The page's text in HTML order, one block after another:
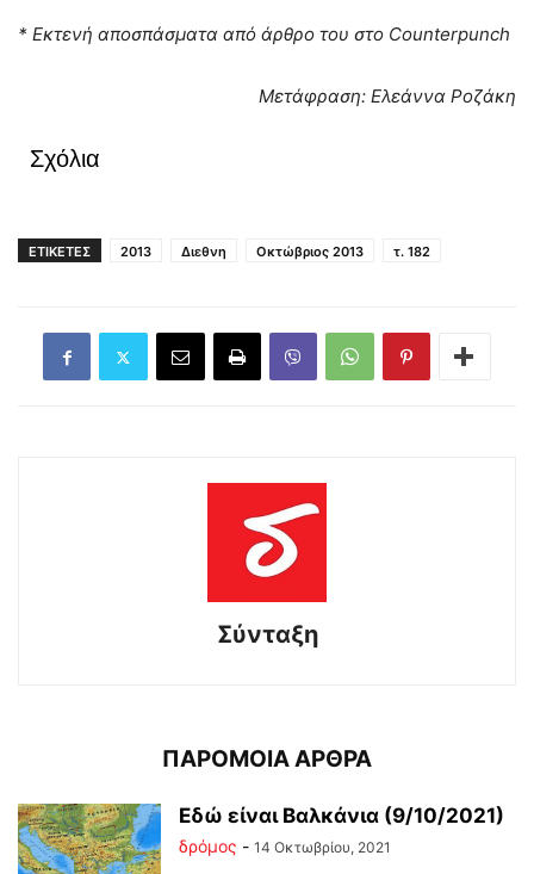
* Εκτενή αποσπάσματα από άρθρο του στο Counterpunch
Μετάφραση: Ελεάννα Ροζάκη
Σχόλια
ΕΤΙΚΕΤΕΣ 2013 Διεθνη Οκτώβριος 2013 τ. 182
Σύνταξη
ΠΑΡΟΜΟΙΑ ΑΡΘΡΑ
Εδώ είναι Βαλκάνια (9/10/2021)
δρόμος - 14 Οκτωβρίου, 2021